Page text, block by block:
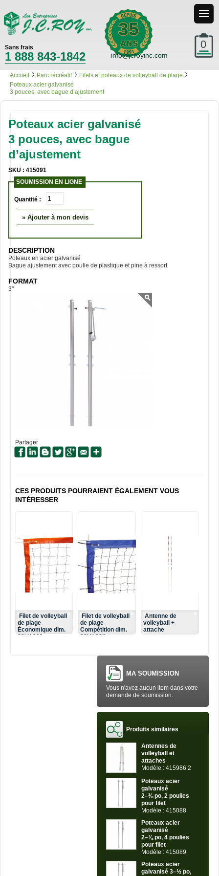
35
0
Sans frais
1 888 843-1842 info@jcroyinc.com
Accueil Parc récréatif
Filets et poteaux de volleyball de plage
Poteaux acier galvanisé
3 pouces, avec bague d’ajustement
Poteaux acier galvanisé
3 pouces, avec bague
d’ajustement
SKU : 415091
SOUMISSION EN LIGNE
Quantité :
» Ajouter à mon devis
DESCRIPTION
Poteaux en acier galvanisé
Bague ajustement avec poulie de plastique et pine à ressort
FORMAT
3"
Partager
CES PRODUITS POURRAIENT ÉGALEMENT VOUS
INTÉRESSER
Filet de volleyball
de plage
Économique dim.
32' X 39"
Filet de volleyball
de plage
Compétition dim.
32' X 39"
Antenne de
volleyball +
attache
MA SOUMISSION
Vous n'avez aucun item dans votre
demande de soumission.
Produits similaires
Antennes de
volleyball et
attaches
Modèle : 415986 2
Poteaux acier
galvanisé
2–⅜ po, 2 poulies
pour filet
Modèle : 415088
Poteaux acier
galvanisé
2–⅜ po, 4 poulies
pour filet
Modèle : 415089
Poteaux acier
galvanisé 3–½ po,